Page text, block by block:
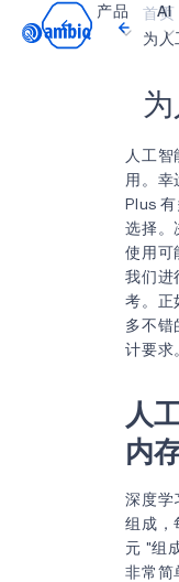
产品 AI
首页
为
为
人工
用。幸
Plus
选择。
使用可
我们进
考。正
多不错
计要求
人
内
深度学
组成，
元 "组
非常简
Video title